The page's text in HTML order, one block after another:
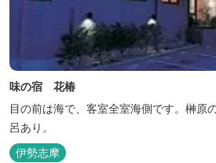
味の宿 花椿
目の前は海で、客室全室海側です。榊原
呂あり。
伊勢志摩